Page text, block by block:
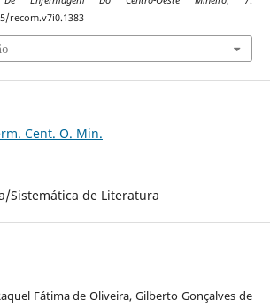
recom.v7i0.1383
Cent. O. Min.
Sistemática de Literatura
Fátima de Oliveira, Gilberto Gonçalves de